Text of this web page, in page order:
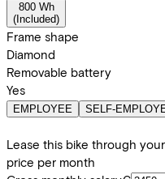
800 Wh
( Included)
Frame shape
Diamond
Removable battery
Yes
EMPLOYEE SELF-
Lease this bike through
price per month